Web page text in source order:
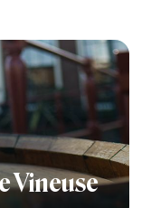
Vineuse